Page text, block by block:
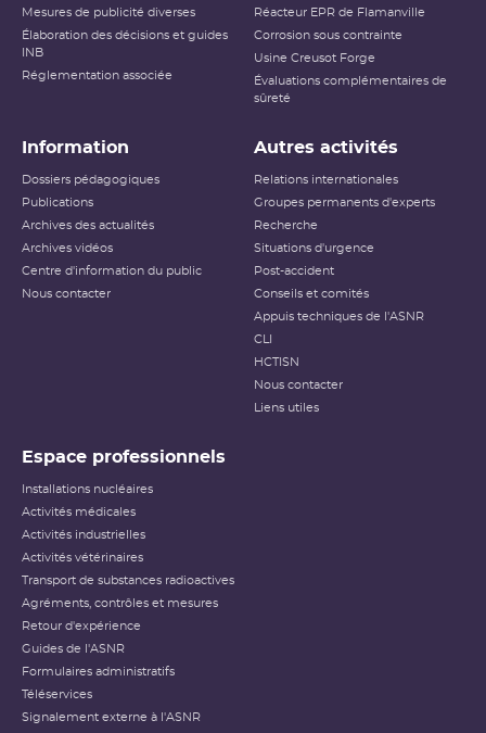
Mesures de publicité diverses
Élaboration des décisions et guides
INB
Réglementation associée
Réacteur EPR de Flamanville
Corrosion sous contrainte
Usine Creusot Forge
Évaluations complémentaires de
sûreté
Information
Dossiers pédagogiques
Publications
Archives des actualités
Archives vidéos
Centre d'information du public
Nous contacter
Autres activités
Relations internationales
Groupes permanents d'experts
Recherche
Situations d'urgence
Post-accident
Conseils et comités
Appuis techniques de l'ASNR
CLI
HCTISN
Nous contacter
Liens utiles
Espace professionnels
Installations nucléaires
Activités médicales
Activités industrielles
Activités vétérinaires
Transport de substances radioactives
Agréments, contrôles et mesures
Retour d'expérience
Guides de l'ASNR
Formulaires administratifs
Téléservices
Signalement externe à l'ASNR